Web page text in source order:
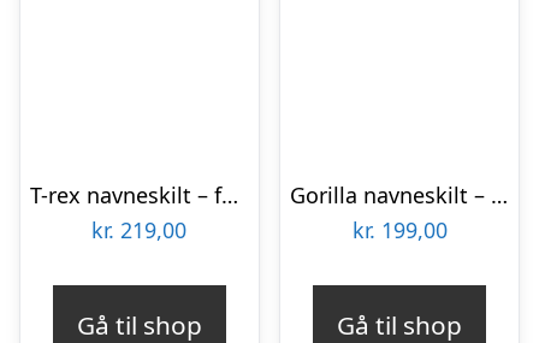
T-rex navneskilt – farve
kr. 219,00
Gå til shop
Gorilla navneskilt – træ
kr. 199,00
Gå til shop